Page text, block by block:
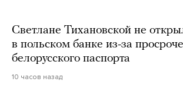
Светлане Тихановской не
в польском банке из-за
белорусского паспорта
10 часов назад